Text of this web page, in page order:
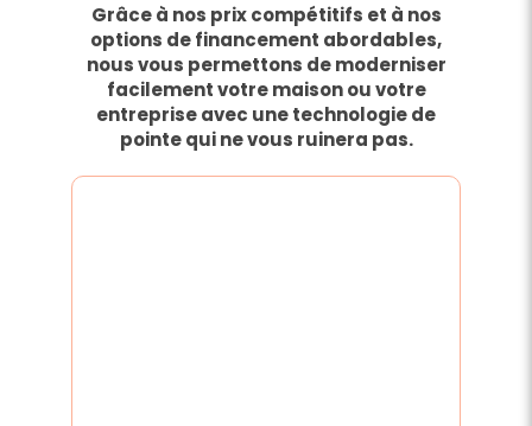
Grâce à nos prix compétitifs et à nos
options de financement abordables,
nous vous permettons de moderniser
facilement votre maison ou votre
entreprise avec une technologie de
pointe qui ne vous ruinera pas.